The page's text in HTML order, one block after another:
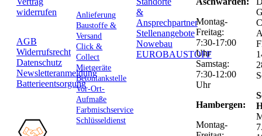
widerrufen
AGB
Widerrufsrecht
Datenschutz
Newsletteranmeldung
Batterieentsorgung
Anlieferung
Baustoffe &
Versand
Click &
Collect
Mietgeräte
Betontankstelle
Vor-Ort-
Aufmaße
Farbmischservice
Schlüsseldienst
&
Ansprechpartner
Stellenangebote
Nowebau
EUROBAUSTOFF
Montag-
Freitag:
7:30-17:00
Uhr
Samstag:
7:30-12:00
Uhr
Hambergen:
Montag-